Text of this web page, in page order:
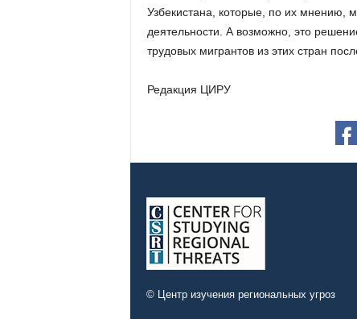
Узбекистана, которые, по их мнению,
деятельности. А возможно, это
трудовых мигрантов из этих стран
Редакция ЦИРУ
© Центр изучения региональных угроз